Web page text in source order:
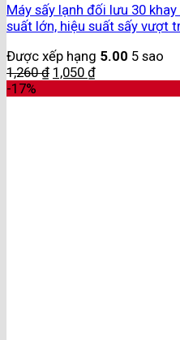
Máy sấy lạnh đối lưu 30
suất lớn, hiệu suất sấy vượt
Được xếp hạng 5.00 5 sao
1,260₫ 1,050 ₫
-17%